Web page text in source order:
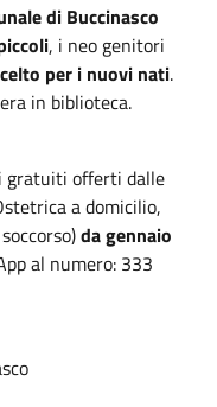
di Buccinasco
, i neo genitori
per i nuovi nati.
in biblioteca.
gratuiti offerti dalle
a domicilio,
da gennaio
al numero: 333